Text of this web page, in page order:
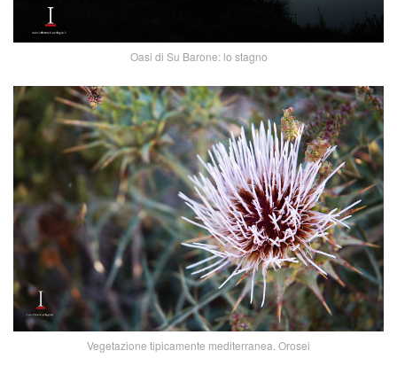
Oasi di Su Barone: lo stagno
Vegetazione tipicamente mediterranea. Orosei